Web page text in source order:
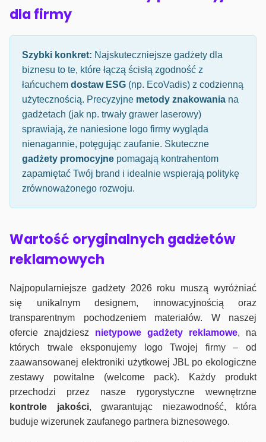
dla firmy
Szybki konkret: Najskuteczniejsze gadżety dla
biznesu to te, które łączą ścisłą zgodność z
łańcuchem dostaw ESG (np. EcoVadis) z codzienną
użytecznością. Precyzyjne metody znakowania na
gadżetach (jak np. trwały grawer laserowy)
sprawiają, że naniesione logo firmy wygląda
nienagannie, potęgując zaufanie. Skuteczne
gadżety promocyjne pomagają kontrahentom
zapamiętać Twój brand i idealnie wspierają politykę
zrównoważonego rozwoju.
Wartość oryginalnych gadżetów
reklamowych
Najpopularniejsze gadżety 2026 roku muszą wyróżniać
się unikalnym designem, innowacyjnością oraz
transparentnym pochodzeniem materiałów. W naszej
ofercie znajdziesz nietypowe gadżety reklamowe, na
których trwale eksponujemy logo Twojej firmy – od
zaawansowanej elektroniki użytkowej JBL po ekologiczne
zestawy powitalne (welcome pack). Każdy produkt
przechodzi przez nasze rygorystyczne wewnętrzne
kontrole jakości, gwarantując niezawodność, która
buduje wizerunek zaufanego partnera biznesowego.